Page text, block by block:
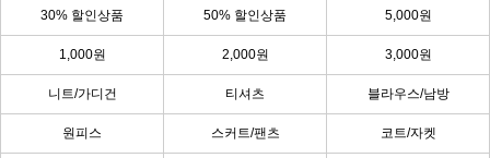
30% 할인상품 50% 할인상품 5,000원
1,000원 2,000원 3,000원
니트/가디건 티셔츠 블라우스/남방
원피스 스커트/팬츠 코트/자켓